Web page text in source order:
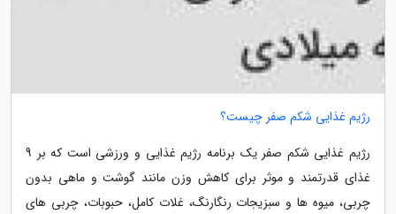
رژیم غذایی شکم صفر چیست؟
رژیم غذایی شکم صفر یک برنامه رژیم غذایی و ورزشی است که بر 9
غذای قدرتمند و موثر برای کاهش وزن مانند گوشت و ماهی بدون
چربی، میوه ها و سبزیجات رنگارنگ، غلات کامل، حبوبات، چربی های